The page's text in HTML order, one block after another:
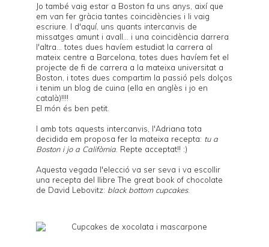
Jo també vaig estar a Boston fa uns anys, així que
em van fer gràcia tantes coincidències i li vaig
escriure. I d'aquí, uns quants intercanvis de
missatges amunt i avall... i una coincidència darrera
l'altra... totes dues havíem estudiat la carrera al
mateix centre a Barcelona, totes dues havíem fet el
projecte de fi de carrera a la mateixa universitat a
Boston, i totes dues compartim la passió pels dolços
i tenim un blog de cuina (ella en anglès i jo en
català)!!!!
El món és ben petit.
I amb tots aquests intercanvis, l'Adriana tota
decidida em proposa fer la mateixa recepta: tu a
Boston i jo a Califòrnia . Repte acceptat!! :)
Aquesta vegada l'elecció va ser seva i va escollir
una recepta del llibreThe great book of chocolate
de David Lebovitz: black bottom cupcakes.